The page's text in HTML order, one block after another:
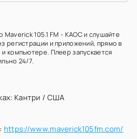
105.1 FM - KAOC и слушайте
регистрации и приложений, прямо в
компьютере. Плеер запускается
24/7.
Кантри / США
https://www.maverick105fm.com/